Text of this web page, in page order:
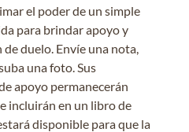
el poder de un simple
para brindar apoyo y
duelo. Envíe una nota,
una foto. Sus
apoyo permanecerán
incluirán en un libro de
disponible para que la